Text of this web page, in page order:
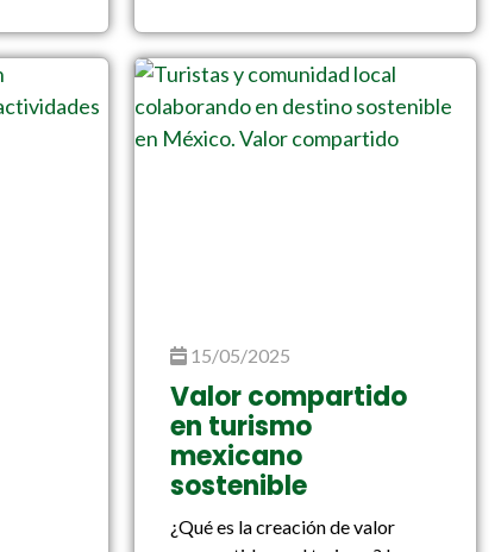
15/05/2025
Valor compartido
en turismo
mexicano
sostenible
¿Qué es la creación de valor